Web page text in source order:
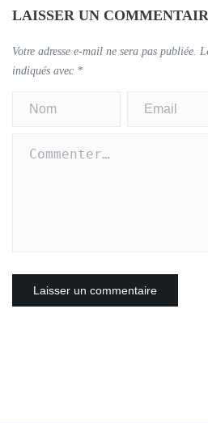
LAISSER UN
Votre adresse e-mail ne sera pas publiée.
indiqués avec *